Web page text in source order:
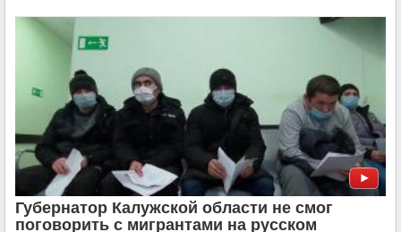
Губернатор Калужской области не смог
поговорить с мигрантами на русском